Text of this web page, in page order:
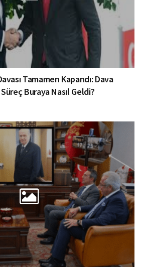
Tamamen Kapandı: Dava
Buraya Nasıl Geldi?